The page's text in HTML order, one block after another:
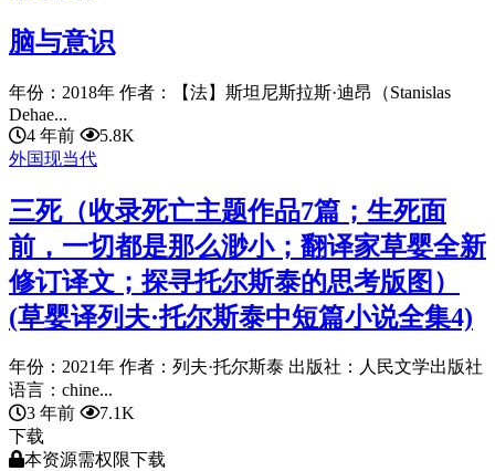
脑与意识
年份：2018年 作者：【法】斯坦尼斯拉斯·迪昂（Stanislas
Dehae...
4 年前
5.8K
外国现当代
三死（收录死亡主题作品7篇；生死面
前，一切都是那么渺小；翻译家草婴全新
修订译文；探寻托尔斯泰的思考版图）
(草婴译列夫·托尔斯泰中短篇小说全集4)
年份：2021年 作者：列夫·托尔斯泰 出版社：人民文学出版社
语言：chine...
3 年前
7.1K
下载
本资源需权限下载